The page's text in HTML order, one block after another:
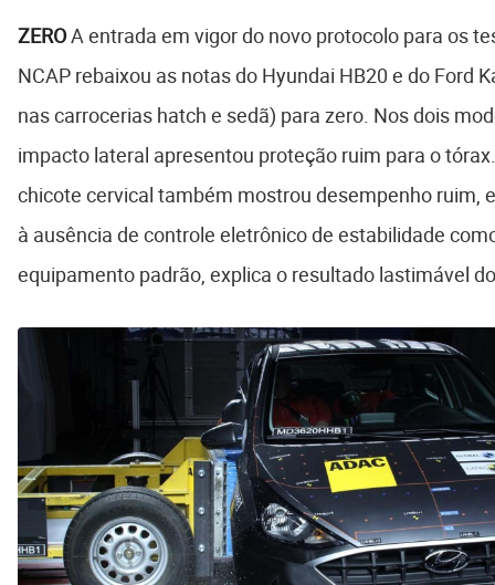
ZEROA entrada em vigor do novo protocolo para os
NCAP rebaixou as notas do Hyundai HB20 e do Ford
nas carrocerias hatch e sedã) para zero. Nos dois
impacto lateral apresentou proteção ruim para o
chicote cervical também mostrou desempenho ruim,
à ausência de controle eletrônico de estabilidade
equipamento padrão, explica o resultado lastimável